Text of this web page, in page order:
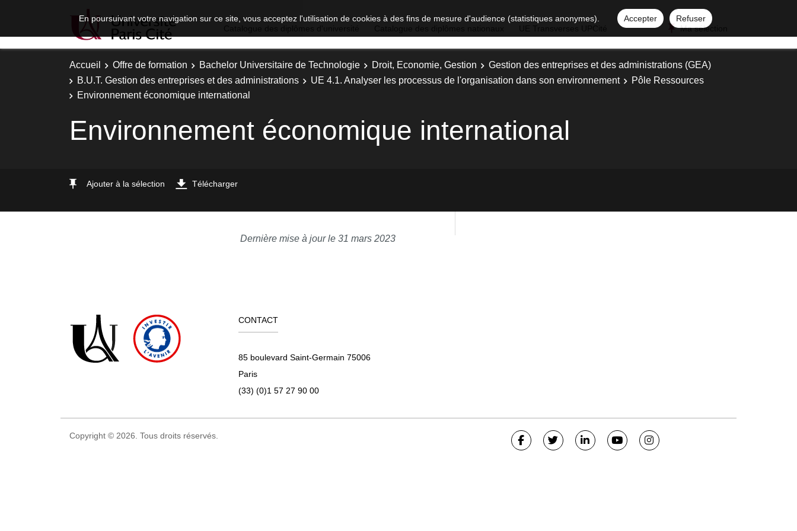
En poursuivant votre navigation sur ce site, vous acceptez l'utilisation de cookies à des fins de mesure d'audience (statistiques anonymes). Accepter
Refuser
Ma sélection
Accueil Offre de formation Bachelor Universitaire de Technologie Droit, Economie, Gestion
Gestion des entreprises et des administrations (GEA)
B.U.T. Gestion des entreprises et des administrations
UE 4.1. Analyser les processus de l'organisation dans son environnement
Pôle Ressources
Environnement économique international
Environnement économique international
Ajouter à la sélection Télécharger
Dernière mise à jour le 31 mars 2023
CONTACT
85 boulevard Saint-Germain 75006
Paris
(33) (0)1 57 27 90 00
Copyright © 2026. Tous droits réservés.